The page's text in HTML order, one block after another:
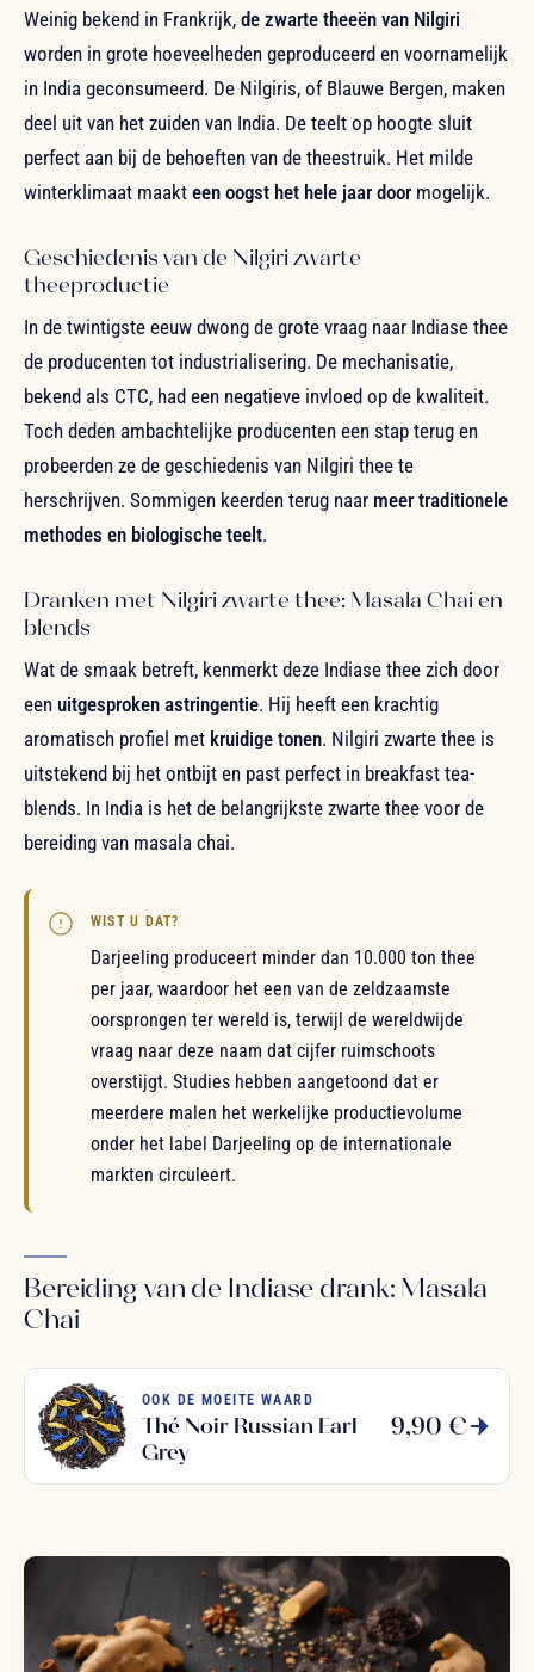
Weinig bekend in Frankrijk, de zwarte theeën van Nilgiri
worden in grote hoeveelheden geproduceerd en voornamelijk
in India geconsumeerd. De Nilgiris, of Blauwe Bergen, maken
deel uit van het zuiden van India. De teelt op hoogte sluit
perfect aan bij de behoeften van de theestruik. Het milde
winterklimaat maakt een oogst het hele jaar door mogelijk.
Geschiedenis van de Nilgiri zwarte
theeproductie
In de twintigste eeuw dwong de grote vraag naar Indiase thee
de producenten tot industrialisering. De mechanisatie,
bekend als CTC, had een negatieve invloed op de kwaliteit.
Toch deden ambachtelijke producenten een stap terug en
probeerden ze de geschiedenis van Nilgiri thee te
herschrijven. Sommigen keerden terug naar meer traditionele
methodes en biologische teelt.
Dranken met Nilgiri zwarte thee: Masala Chai en
blends
Wat de smaak betreft, kenmerkt deze Indiase thee zich door
een uitgesproken astringentie. Hij heeft een krachtig
aromatisch profiel met kruidige tonen. Nilgiri zwarte thee is
uitstekend bij het ontbijt en past perfect in breakfast tea-
blends. In India is het de belangrijkste zwarte thee voor de
bereiding van masala chai.
WIST U DAT?
Darjeeling produceert minder dan 10.000 ton thee
per jaar, waardoor het een van de zeldzaamste
oorsprongen ter wereld is, terwijl de wereldwijde
vraag naar deze naam dat cijfer ruimschoots
overstijgt. Studies hebben aangetoond dat er
meerdere malen het werkelijke productievolume
onder het label Darjeeling op de internationale
markten circuleert.
Bereiding van de Indiase drank: Masala
Chai
OOK DE MOEITE WAARD
Thé Noir Russian Earl
Grey
9,90 €